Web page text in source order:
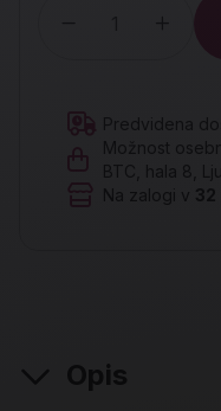
Predvidena
Možnost
BTC, hala 8,
Na zalogi v
32
Opis